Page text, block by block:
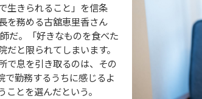
生きられること」を信条
を務める古舘恵里香さん
だ。「好きなものを食べた
と限られてしまいます。
で息を引き取るのは、その
で勤務するうちに感じるよ
とを選んだという。